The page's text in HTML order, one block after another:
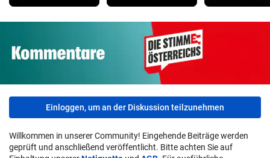
Einloggen, um an der Diskussion teilzunehmen
Willkommen in unserer Community! Eingehende Beiträge werden
geprüft und anschließend veröffentlicht. Bitte achten Sie auf